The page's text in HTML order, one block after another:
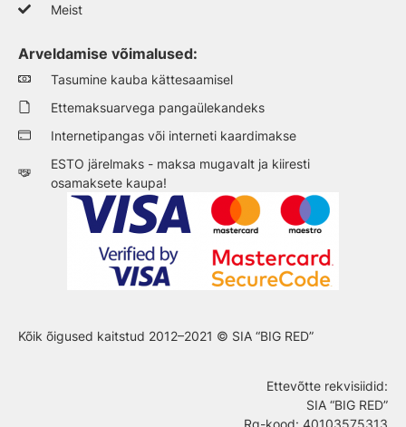
Meist
Arveldamise võimalused:
Tasumine kauba kättesaamisel
Ettemaksuarvega pangaülekandeks
Internetipangas või interneti kaardimakse
ESTO järelmaks - maksa mugavalt ja kiiresti
osamaksete kaupa!
Kõik õigused kaitstud 2012–2021 © SIA “BIG RED”
Ettevõtte rekvisiidid:
SIA “BIG RED”
Rg-kood: 40103575313